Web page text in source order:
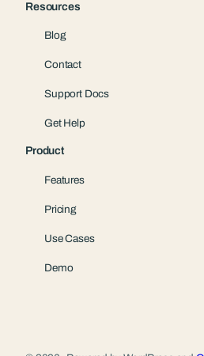
Resources
Blog
Contact
Support Docs
Get Help
Product
Features
Pricing
Use Cases
Demo